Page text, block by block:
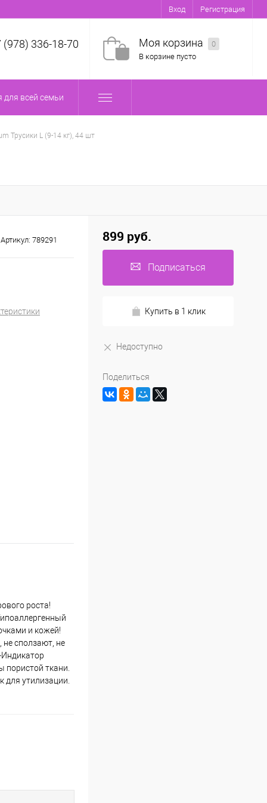
Вход Регистрация
(978) 336-18-70 Моя корзина
0
В корзине пусто
всей семьи
Трусики L (9-14 кг), 44 шт
Артикул: 789291
роста!
и кожей!
не сползают, не
пористой ткани.
для утилизации.
899 руб.
Подписаться
Купить в 1 клик
Недоступно
Поделиться